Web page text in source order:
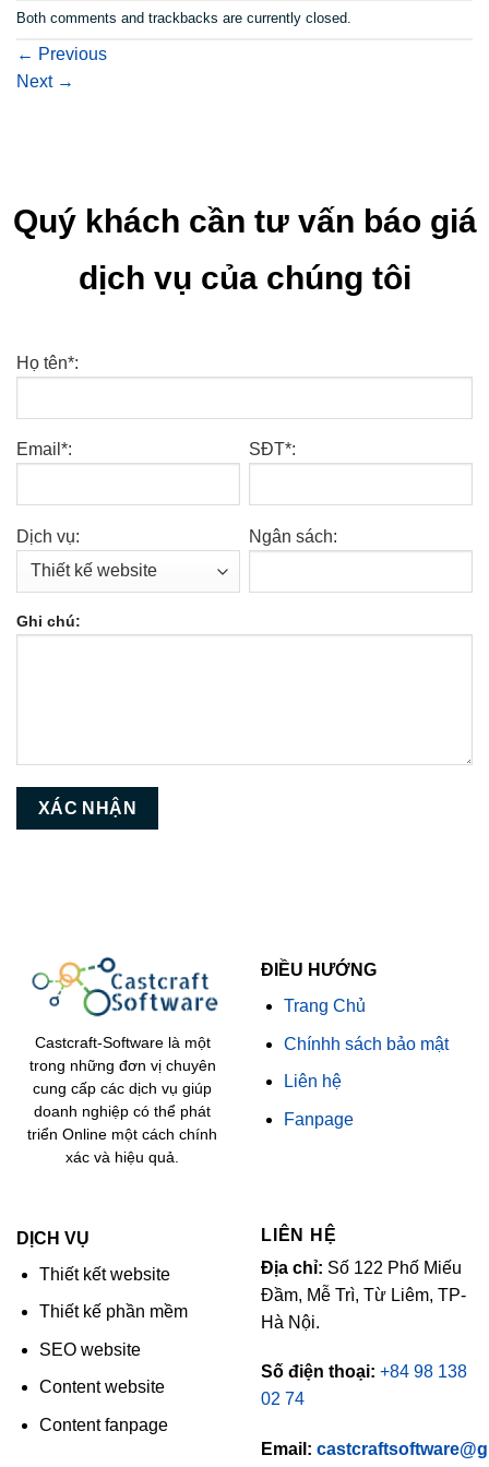
Both comments and trackbacks are currently closed.
← Previous
Next →
Quý khách cần tư vấn báo giá
dịch vụ của chúng tôi
Họ tên*:
Email*: SĐT*:
Dịch vụ: Ngân sách:
Ghi chú:
Castcraft-Software là một
trong những đơn vị chuyên
cung cấp các dịch vụ giúp
doanh nghiệp có thể phát
triển Online một cách chính
xác và hiệu quả.
ĐIỀU HƯỚNG
Trang Chủ
Chínhh sách bảo mật
Liên hệ
Fanpage
DỊCH VỤ
Thiết kết website
Thiết kế phần mềm
SEO website
Content website
Content fanpage
LIÊN HỆ
Địa chỉ: Số 122 Phố Miếu
Đầm, Mễ Trì, Từ Liêm, TP-
Hà Nội.
Số điện thoại: +84 98 138
02 74
Email: